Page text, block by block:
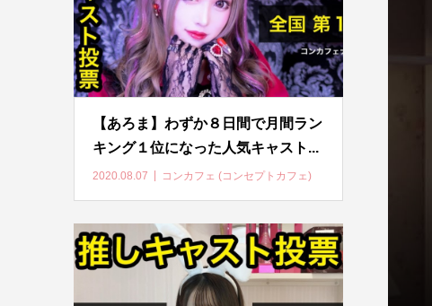
【あろま】わずか８日間で月間ラン
キング１位になった人気キャスト...
2020.08.07 コンカフェ (コンセプトカフェ)